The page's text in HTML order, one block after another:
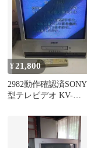
¥21,800
2982動作確認済SONY
型テレビデオ KV-